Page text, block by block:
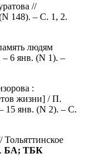
//
148). – С. 1, 2.
людям
6 янв. (N 1). –
:
жизни] / П.
15 янв. (N 2). – С.
Тольяттинское
БА; ТБК